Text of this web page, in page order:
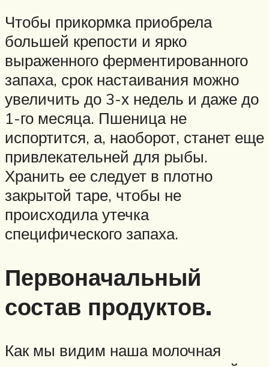
Чтобы прикормка приобрела
большей крепости и ярко
выраженного ферментированного
запаха, срок настаивания можно
увеличить до 3-х недель и даже до
1-го месяца. Пшеница не
испортится, а, наоборот, станет еще
привлекательней для рыбы.
Хранить ее следует в плотно
закрытой таре, чтобы не
происходила утечка
специфического запаха.
Первоначальный
состав продуктов.
Как мы видим наша молочная